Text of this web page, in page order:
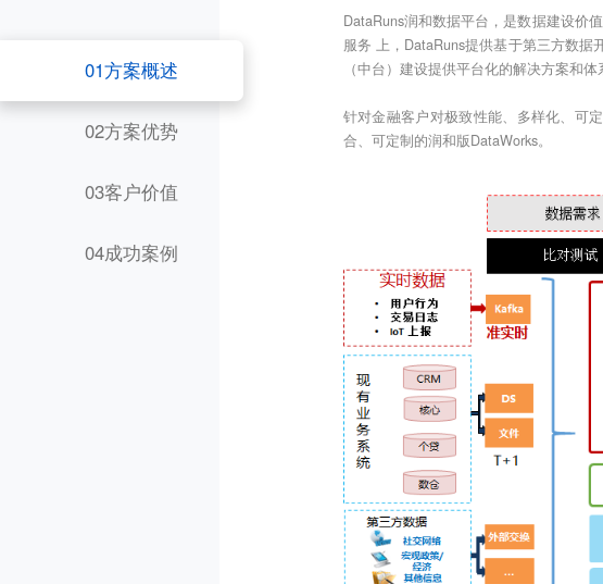
01方案概述
02方案优势
03客户价值
04成功案例
DataRuns润和数据平台，是数据建设
服务 上，DataRuns提供基于第三方数
（中台）建设提供平台化的解决方案和体
针对金融客户对极致性能、多样化、可
合、可定制的润和版DataWorks。